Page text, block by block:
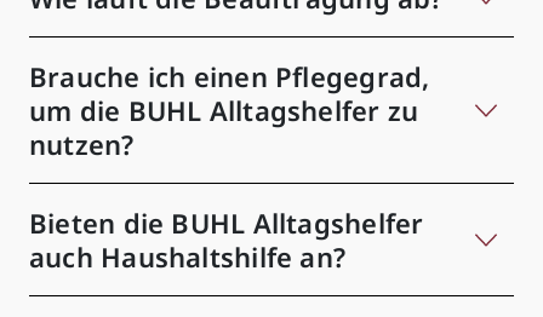
Brauche ich einen Pflegegrad,
um die BUHL Alltagshelfer zu
nutzen?
Bieten die BUHL Alltagshelfer
auch Haushaltshilfe an?